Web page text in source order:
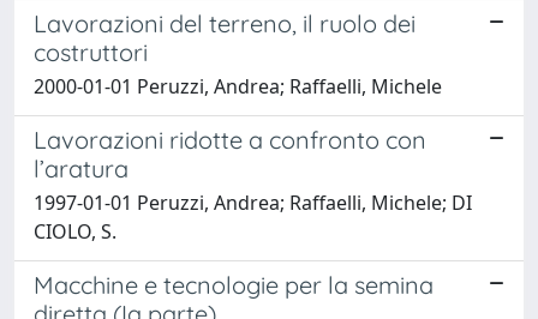
Lavorazioni del terreno, il ruolo dei
costruttori
2000-01-01 Peruzzi, Andrea; Raffaelli, Michele
Lavorazioni ridotte a confronto con
l’aratura
1997-01-01 Peruzzi, Andrea; Raffaelli, Michele; DI
CIOLO, S.
Macchine e tecnologie per la semina